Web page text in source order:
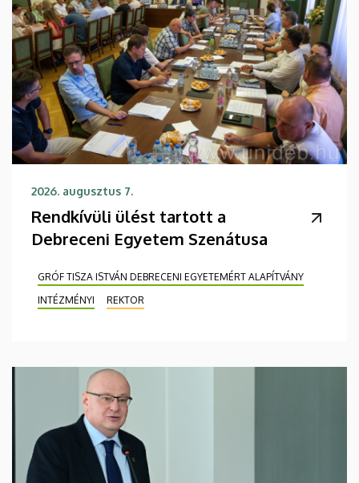
2026. augusztus 7.
Rendkívüli ülést tartott a
Debreceni Egyetem Szenátusa
GRÓF TISZA ISTVÁN DEBRECENI EGYETEMÉRT ALAPÍTVÁNY
INTÉZMÉNYI
REKTOR